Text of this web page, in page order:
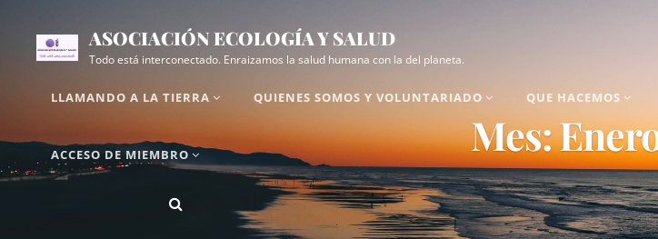
contenido
ASOCIACIÓN ECOLOGÍA Y SALUD
Todo está interconectado. Enraizamos la salud humana con la del planeta.
LLAMANDO A LA TIERRA QUIENES SOMOS Y VOLUNTARIADO QUE HACEMOS
ACCESO DE MIEMBRO
Cápsulas
Acceso
Mes: